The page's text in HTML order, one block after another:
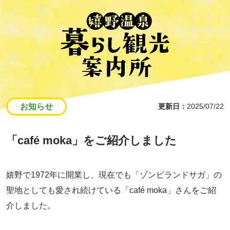
「café moka」をご紹介しました
お知らせ 更新日 2025/07/22
嬉野で1972年に開業し、現在でも「ゾンビランドサガ」の
聖地としても愛され続けている「café moka」さんをご紹
介しました。